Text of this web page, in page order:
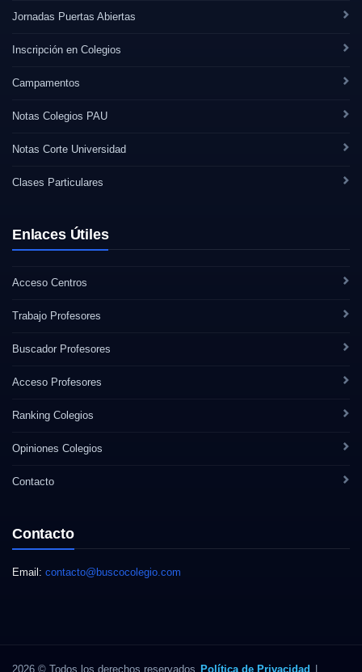
Jornadas Puertas Abiertas
Inscripción en Colegios
Campamentos
Notas Colegios PAU
Notas Corte Universidad
Clases Particulares
Enlaces Útiles
Acceso Centros
Trabajo Profesores
Buscador Profesores
Acceso Profesores
Ranking Colegios
Opiniones Colegios
Contacto
Contacto
Email: contacto@buscocolegio.com
2026 © Todos los derechos reservados Política de Privacidad